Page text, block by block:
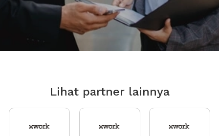
Lihat partner lainnya